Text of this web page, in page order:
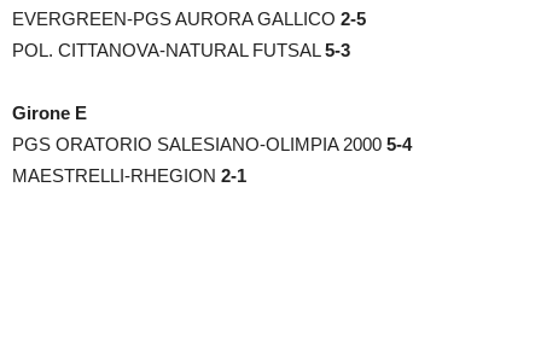
EVERGREEN-PGS AURORA GALLICO 2-5
POL. CITTANOVA-NATURAL FUTSAL5-3
Girone E
PGS ORATORIO SALESIANO-OLIMPIA 2000 5-4
MAESTRELLI-RHEGION 2-1